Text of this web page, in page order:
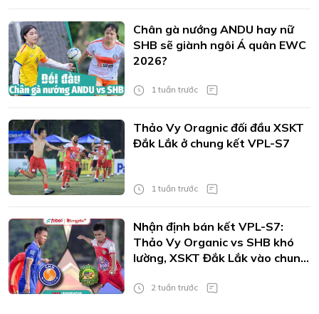
Chân gà nướng ANDU hay nữ
SHB sẽ giành ngôi Á quân EWC
2026?
1 tuần trước
Thảo Vy Oragnic đối đầu XSKT
Đắk Lắk ở chung kết VPL-S7
1 tuần trước
Nhận định bán kết VPL-S7:
Thảo Vy Organic vs SHB khó
lường, XSKT Đắk Lắk vào chung
2 tuần trước